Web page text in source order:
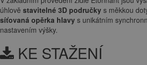
úhlově stavitelné 3D područky s měkkou
síťovaná opěrka hlavy s unikátním
nastavením výšky.
KE STAŽENÍ